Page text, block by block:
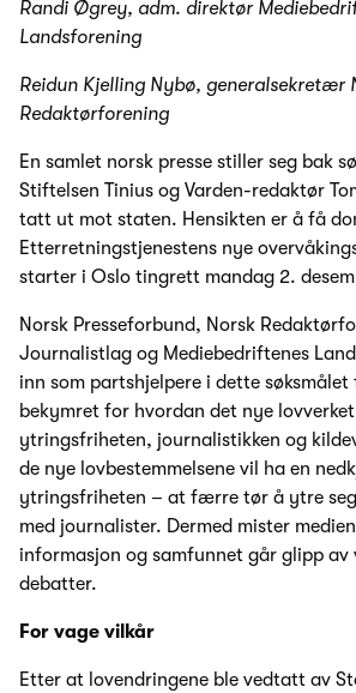
Randi Øgrey, adm. direktør
Landsforening
Reidun Kjelling Nybø, generalsekretær
Redaktørforening
En samlet norsk presse stiller seg bak
Stiftelsen Tinius og Varden-redaktør
tatt ut mot staten. Hensikten er å få
Etterretningstjenestens nye
starter i Oslo tingrett mandag 2.
Norsk Presseforbund, Norsk
Journalistlag og Mediebedriftenes
inn som partshjelpere i dette
bekymret for hvordan det nye
ytringsfriheten, journalistikken og
de nye lovbestemmelsene vil ha en
ytringsfriheten – at færre tør å ytre
med journalister. Dermed mister
informasjon og samfunnet går glipp av
debatter.
For vage vilkår
Etter at lovendringene ble vedtatt av